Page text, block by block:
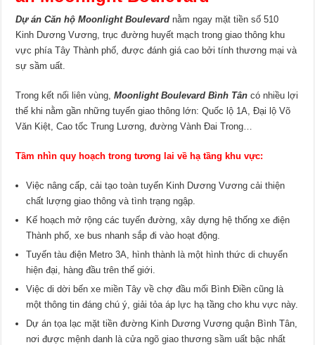
Dự án Căn hộ Moonlight Boulevard nằm ngay mặt tiền số 510
Kinh Dương Vương, trục đường huyết mạch trong giao thông khu
vực phía Tây Thành phố, được đánh giá cao bởi tính thương mại và
sự sầm uất.
Trong kết nối liên vùng,Moonlight Boulevard Bình Tân có nhiều lợi
thế khi nằm gần những tuyến giao thông lớn: Quốc lộ 1A, Đại lộ Võ
Văn Kiệt, Cao tốc Trung Lương, đường Vành Đai Trong…
Tầm nhìn quy hoạch trong tương lai về hạ tầng khu vực:
Việc nâng cấp, cải tạo toàn tuyến Kinh Dương Vương cải thiện
chất lượng giao thông và tình trạng ngập.
Kế hoạch mở rộng các tuyến đường, xây dựng hệ thống xe điện
Thành phố, xe bus nhanh sắp đi vào hoạt động.
Tuyến tàu điện Metro 3A, hình thành là một hình thức di chuyển
hiện đại, hàng đầu trên thế giới.
Việc di dời bến xe miền Tây về chợ đầu mối Bình Điền cũng là
một thông tin đáng chú ý, giải tỏa áp lực hạ tầng cho khu vực này.
Dự án tọa lạc mặt tiền đường Kinh Dương Vương quận Bình Tân,
nơi được mệnh danh là cửa ngõ giao thương sầm uất bậc nhất